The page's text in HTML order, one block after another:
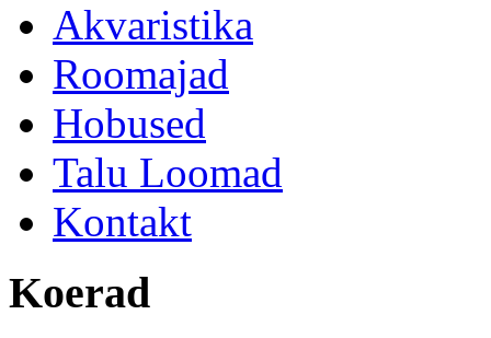
Akvaristika
Roomajad
Hobused
Talu Loomad
Kontakt
Koerad